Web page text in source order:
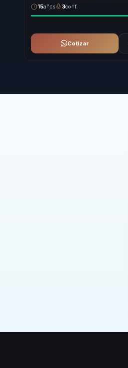
15años 3conf.
Cotizar